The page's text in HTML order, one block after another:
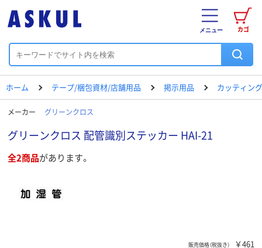
カゴ
メニュー
ホーム テープ/梱包資材/店舗用品 掲示用品 カッティン
メーカー グリーンクロス
グリーンクロス 配管識別ステッカー HAI-21
全2商品があります。
販売価格（税抜き） ￥461